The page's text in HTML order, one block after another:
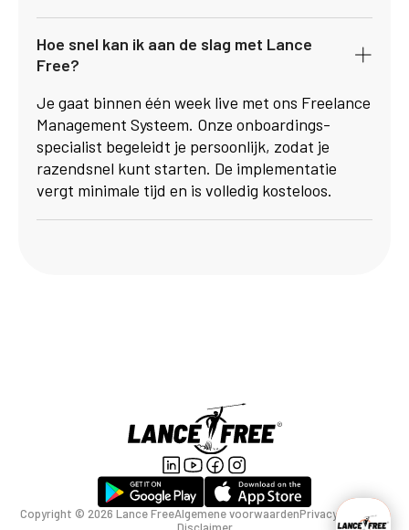
Hoe snel kan ik aan de slag met Lance
Free?
Je gaat binnen één week live met ons Freelance
Management Systeem. Onze onboardings­
specialist begeleidt je persoonlijk, zodat je
razendsnel kunt starten. De implementatie
vergt minimale tijd en is volledig kosteloos.
Copyright © 2026 Lance FreeAlgemene voorwaardenPrivacyverklaring